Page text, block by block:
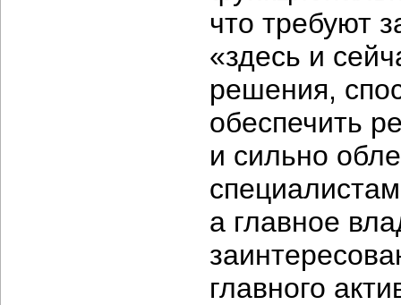
что требуют
«здесь и
решения,
обеспечить
и сильно
а главное
главного